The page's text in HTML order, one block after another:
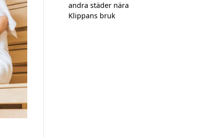
andra städer nära
Klippans bruk